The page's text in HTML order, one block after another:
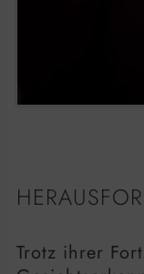
Trotz ihrer